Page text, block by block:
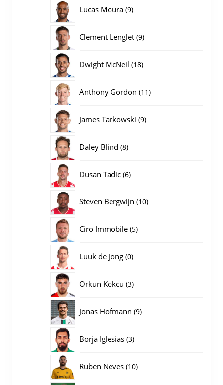
Lucas Moura 99
Clement Lenglet 99
Dwight McNeil 1818
Anthony Gordon 1111
James Tarkowski 99
Daley Blind 88
Dusan Tadic 66
Steven Bergwijn 1010
Ciro Immobile 55
Luuk de Jong 00
Orkun Kokcu 33
Jonas Hofmann 99
Borja Iglesias 33
Ruben Neves 1010